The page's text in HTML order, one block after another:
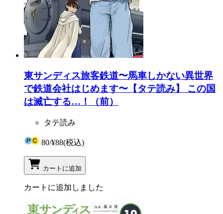
東サンディス旅客鉄道〜馬車しかない異世界
で鉄道会社はじめます〜【タテ読み】 この国
は滅亡する…！（前）
タテ読み
80/¥88(税込)
カートに追加
カートに追加しました